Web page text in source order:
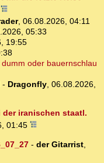
, 06.08.2026, 04:11
05:33
19:55
oder bauernschlau
- Dragonfly, 06.08.2026,
der iranischen staatl.
01:45
- der Gitarrist,